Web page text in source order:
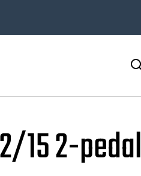
15 2-pedal